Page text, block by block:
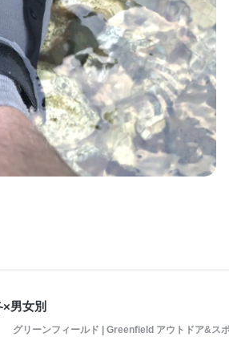
男女別
グリーンフィールド | Greenfield アウトドア&ス